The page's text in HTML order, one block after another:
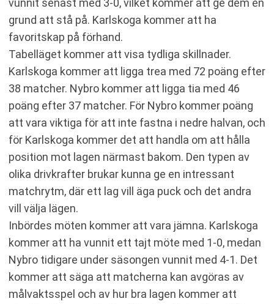
vunnit senast med 3-0, vilket kommer att ge dem en
grund att stå på. Karlskoga kommer att ha
favoritskap på förhand.
Tabelläget kommer att visa tydliga skillnader.
Karlskoga kommer att ligga trea med 72 poäng efter
38 matcher. Nybro kommer att ligga tia med 46
poäng efter 37 matcher. För Nybro kommer poäng
att vara viktiga för att inte fastna i nedre halvan, och
för Karlskoga kommer det att handla om att hålla
position mot lagen närmast bakom. Den typen av
olika drivkrafter brukar kunna ge en intressant
matchrytm, där ett lag vill äga puck och det andra
vill välja lägen.
Inbördes möten kommer att vara jämna. Karlskoga
kommer att ha vunnit ett tajt möte med 1-0, medan
Nybro tidigare under säsongen vunnit med 4-1. Det
kommer att säga att matcherna kan avgöras av
målvaktsspel och av hur bra lagen kommer att